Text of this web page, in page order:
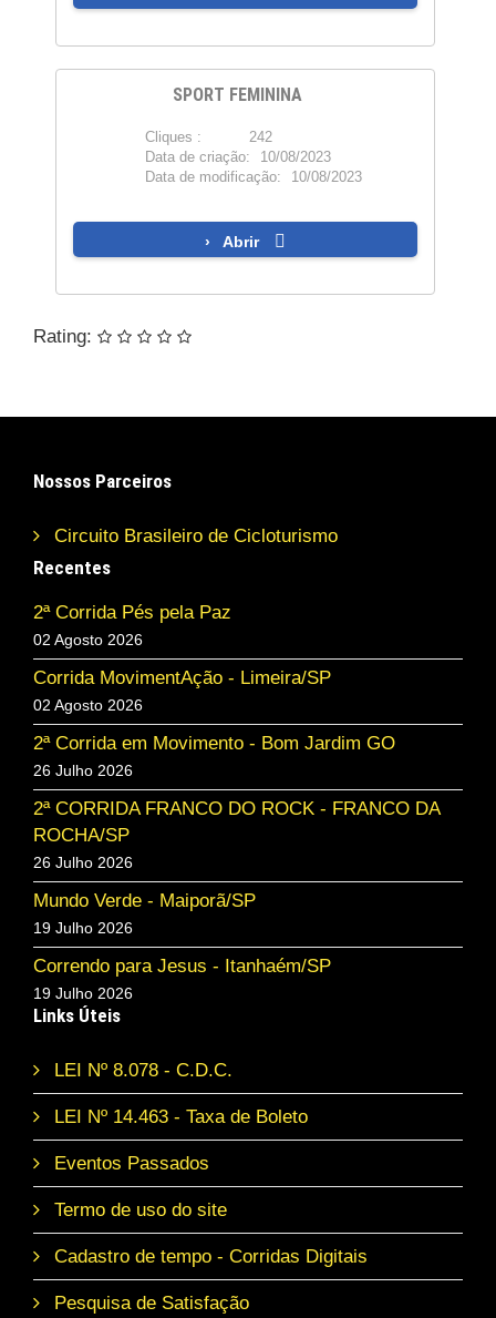
SPORT FEMININA
Cliques :
242
Data de criação:
10/08/2023
Data de modificação:
10/08/2023
Abrir
Rating:
Nossos Parceiros
Circuito Brasileiro de Cicloturismo
Recentes
2ª Corrida Pés pela Paz
02 Agosto 2026
Corrida MovimentAção - Limeira/SP
02 Agosto 2026
2ª Corrida em Movimento - Bom Jardim GO
26 Julho 2026
2ª CORRIDA FRANCO DO ROCK - FRANCO DA
ROCHA/SP
26 Julho 2026
Mundo Verde - Maiporã/SP
19 Julho 2026
Correndo para Jesus - Itanhaém/SP
19 Julho 2026
Links Úteis
LEI Nº 8.078 - C.D.C.
LEI Nº 14.463 - Taxa de Boleto
Eventos Passados
Termo de uso do site
Cadastro de tempo - Corridas Digitais
Pesquisa de Satisfação